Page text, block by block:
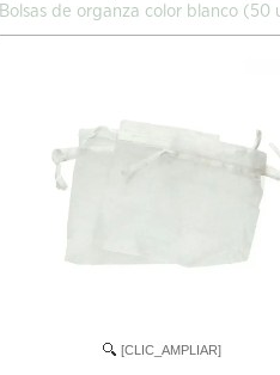
Bolsas de organza color blanco (50
[CLIC_AMPLIAR]